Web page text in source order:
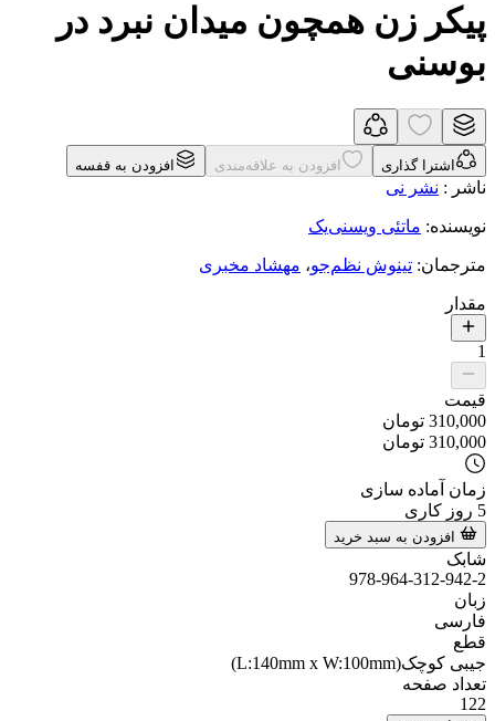
پیکر زن همچون میدان نبرد در
بوسنی
اشترا گذاری افزودن به علاقه‌مندی افزودن به قفسه
ناشر : نشر نی
نویسنده: ماتئی ویسنی‌یک
مترجمان: تینوش نظم‌جو، مهشاد مخبری
مقدار
1
قیمت
310,000 تومان
310,000 تومان
زمان آماده سازی
5 روز کاری
افزودن به سبد خرید
شابک
978-964-312-942-2
زبان
فارسی
قطع
جیبی کوچک(L:140mm x W:100mm)
تعداد صفحه
122